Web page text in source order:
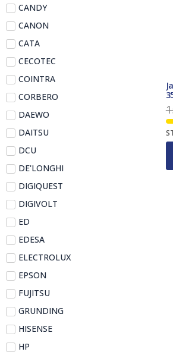
CANDY
CANON
CATA
CECOTEC
COINTRA
CORBERO
DAEWO
DAITSU
DCU
DE'LONGHI
DIGIQUEST
DIGIVOLT
ED
EDESA
ELECTROLUX
EPSON
FUJITSU
GRUNDING
HISENSE
HP